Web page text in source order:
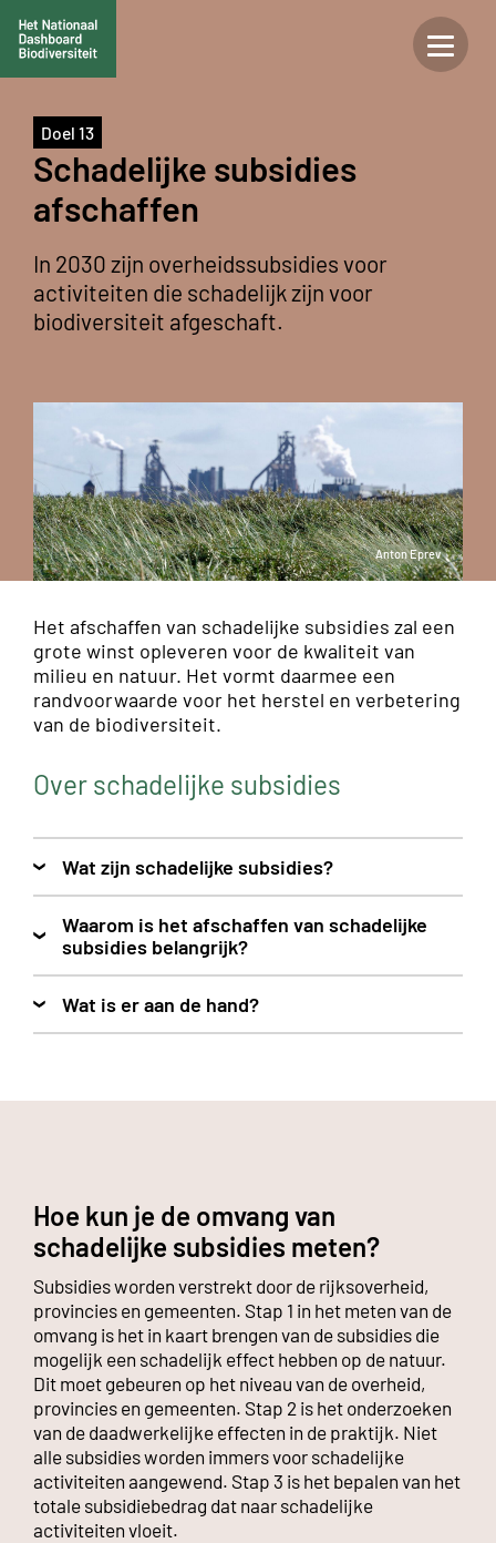
Doel 13
Schadelijke subsidies
afschaffen
In 2030 zijn overheidssubsidies voor
activiteiten die schadelijk zijn voor
biodiversiteit afgeschaft.
Anton Eprev
Het afschaffen van schadelijke subsidies zal een
grote winst opleveren voor de kwaliteit van
milieu en natuur. Het vormt daarmee een
randvoorwaarde voor het herstel en verbetering
van de biodiversiteit.
Over schadelijke subsidies
Wat zijn schadelijke subsidies?
Waarom is het afschaffen van schadelijke
subsidies belangrijk?
Wat is er aan de hand?
Hoe kun je de omvang van
schadelijke subsidies meten?
Subsidies worden verstrekt door de rijksoverheid,
provincies en gemeenten. Stap 1 in het meten van de
omvang is het in kaart brengen van de subsidies die
mogelijk een schadelijk effect hebben op de natuur.
Dit moet gebeuren op het niveau van de overheid,
provincies en gemeenten. Stap 2 is het onderzoeken
van de daadwerkelijke effecten in de praktijk. Niet
alle subsidies worden immers voor schadelijke
activiteiten aangewend. Stap 3 is het bepalen van het
totale subsidiebedrag dat naar schadelijke
activiteiten vloeit.